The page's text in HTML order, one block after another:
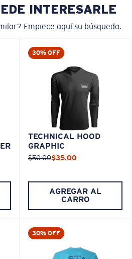
INTERESARLE
Empiece aquí su búsqueda.
30% OFF
TECHNICAL HOOD
GRAPHIC
$50.00$35.00
AGREGAR AL
CARRO
30% OFF